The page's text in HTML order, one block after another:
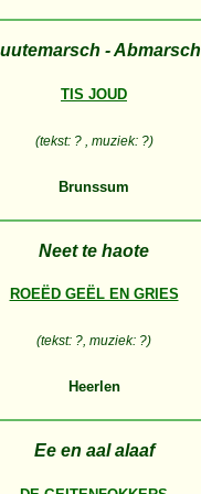
- Abmarsch
TIS JOUD
(tekst: ? , muziek: ?)
Brunssum
Neet te haote
ROEËD GEËL EN GRIES
(tekst: ?, muziek: ?)
Heerlen
Ee en aal alaaf